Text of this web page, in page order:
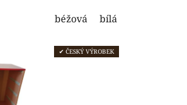
béžová bílá
✔ ČESKÝ VÝROBEK